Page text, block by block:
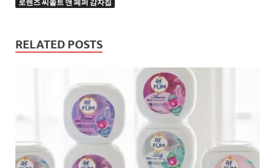
로렌즈 씨쏠트 앤 페퍼 감자칩
RELATED POSTS